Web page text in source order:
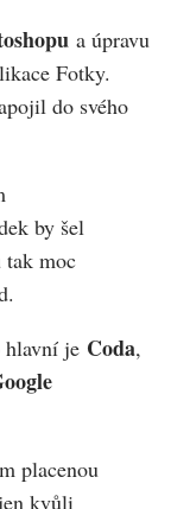
a úpravu
Fotky.
do svého
by šel
tak moc
hlavní je Coda,
placenou
kvůli